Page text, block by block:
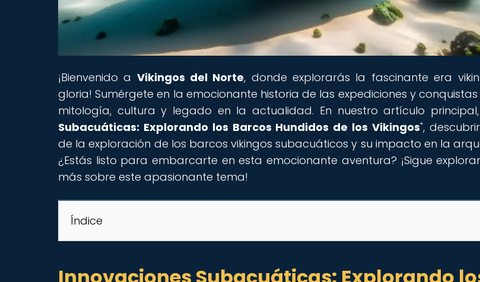
¡Bienvenido a Vikingos del Norte, donde explorarás la fascinante era
gloria! Sumérgete en la emocionante historia de las expediciones y conquistas
mitología, cultura y legado en la actualidad. En nuestro artículo
Subacuáticas: Explorando los Barcos Hundidos de los Vikingos",
de la exploración de los barcos vikingos subacuáticos y su impacto en la
¿Estás listo para embarcarte en esta emocionante aventura? ¡Sigue
más sobre este apasionante tema!
Índice